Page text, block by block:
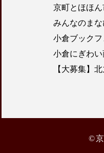
京町とほほん
みんなのま
小倉ブックフ
小倉にぎわい
【大募集】
©